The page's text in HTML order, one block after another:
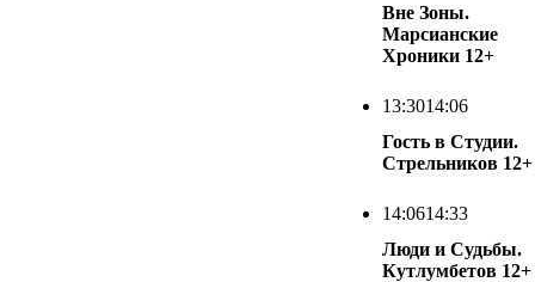
Вне Зоны.
Марсианские
Хроники 12+
13:3014:06
Гость в Студии.
Стрельников 12+
14:0614:33
Люди и Судьбы.
Кутлумбетов 12+